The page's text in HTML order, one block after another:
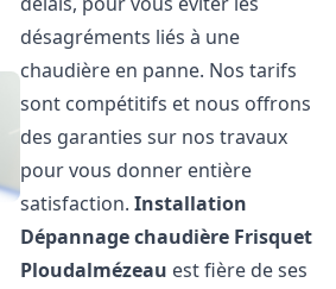
désagréments liés à une
chaudière en panne. Nos tarifs
sont compétitifs et nous offrons
des garanties sur nos travaux
pour vous donner entière
satisfaction.Installation
Dépannage chaudière Frisquet
Ploudalmézeau est fière de ses